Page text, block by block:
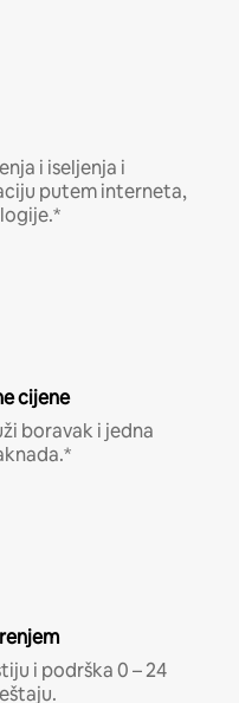
i iseljenja i
putem interneta,
cijene
boravak i jedna
i podrška 0 – 24